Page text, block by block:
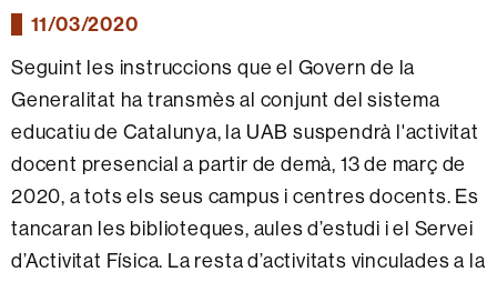
11/03/2020
Seguint les instruccions que el Govern de la
Generalitat ha transmès al conjunt del sistema
educatiu de Catalunya, la UAB suspendrà l'activitat
docent presencial a partir de demà, 13 de març de
2020, a tots els seus campus i centres docents. Es
tancaran les biblioteques, aules d’estudi i el Servei
d’Activitat Física. La resta d’activitats vinculades a la